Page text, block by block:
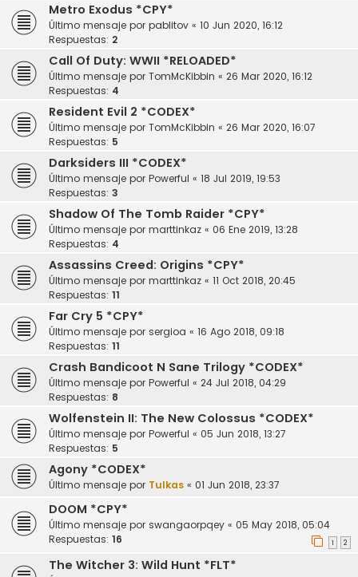
Metro Exodus *CPY*
Último mensaje por pablitov « 10 Jun 2020, 16:12
Respuestas: 2
Call Of Duty: WWII *RELOADED*
Último mensaje por TomMcKibbin « 26 Mar 2020, 16:12
Respuestas: 4
Resident Evil 2 *CODEX*
Último mensaje por TomMcKibbin « 26 Mar 2020, 16:07
Respuestas: 5
Darksiders III *CODEX*
Último mensaje por Powerful « 18 Jul 2019, 19:53
Respuestas: 3
Shadow Of The Tomb Raider *CPY*
Último mensaje por marttinkaz « 06 Ene 2019, 13:28
Respuestas: 4
Assassins Creed: Origins *CPY*
Último mensaje por marttinkaz « 11 Oct 2018, 20:45
Respuestas: 11
Far Cry 5 *CPY*
Último mensaje por sergioa « 16 Ago 2018, 09:18
Respuestas: 11
Crash Bandicoot N Sane Trilogy *CODEX*
Último mensaje por Powerful « 24 Jul 2018, 04:29
Respuestas: 8
Wolfenstein II: The New Colossus *CODEX*
Último mensaje por Powerful « 05 Jun 2018, 13:27
Respuestas: 5
Agony *CODEX*
Último mensaje por Tulkas « 01 Jun 2018, 23:37
DOOM *CPY*
Último mensaje por swangaorpqey « 05 May 2018, 05:04
Respuestas: 16 1 2
The Witcher 3: Wild Hunt *FLT*